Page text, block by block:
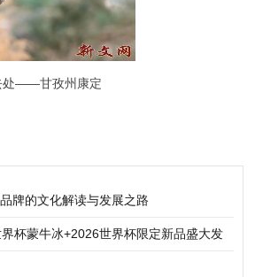
处——甘孜州康定
牌的文化解读与发展之路
杯蒙牛冰+2026世界杯限定新品盛大发